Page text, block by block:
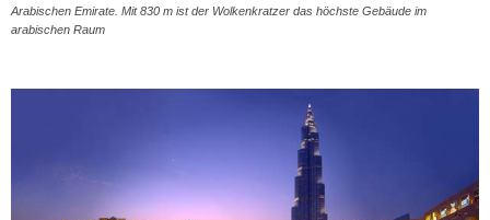
Arabischen Emirate. Mit 830 m ist der Wolkenkratzer das höchste Gebäude im
arabischen Raum